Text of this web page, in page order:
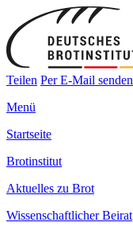
Teilen Per E-Mail senden
Menü
Startseite
Brotinstitut
Aktuelles zu Brot
Wissenschaftlicher Beirat